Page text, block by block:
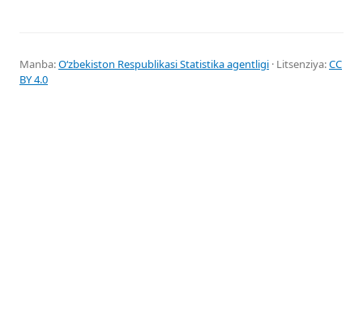
Manba:Oʻzbekiston Respublikasi Statistika agentligi · Litsenziya:CC
BY 4.0